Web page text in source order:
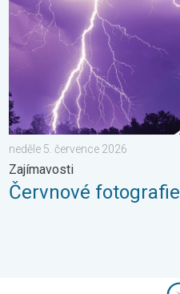
neděle 5. července 2026
Zajímavosti
Červnové fotografie